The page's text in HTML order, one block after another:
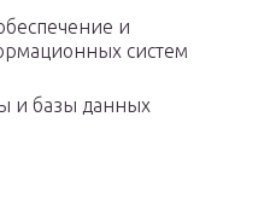
и
систем
и базы данных